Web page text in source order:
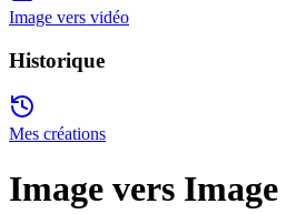
Image vers vidéo
Historique
Mes créations
Image vers Image